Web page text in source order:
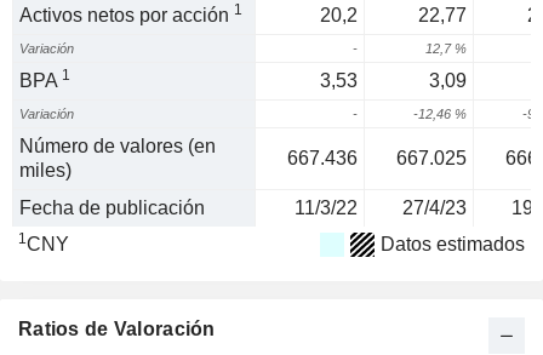
Activos netos por acción 1 20,2 22,77
Variación - 12,7 %
BPA 1 3,53 3,09
Variación - -12,46 % -
Número de valores (en
miles)
667.436 667.025
Fecha de publicación 11/3/22 27/4/23 19/
1CNY Datos estimados
Ratios de Valoración